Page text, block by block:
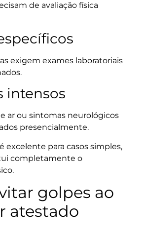
de avaliação física
exigem exames laboratoriais
intensos
ar ou sintomas neurológicos
presencialmente.
excelente para casos simples,
completamente o
golpes ao
atestado